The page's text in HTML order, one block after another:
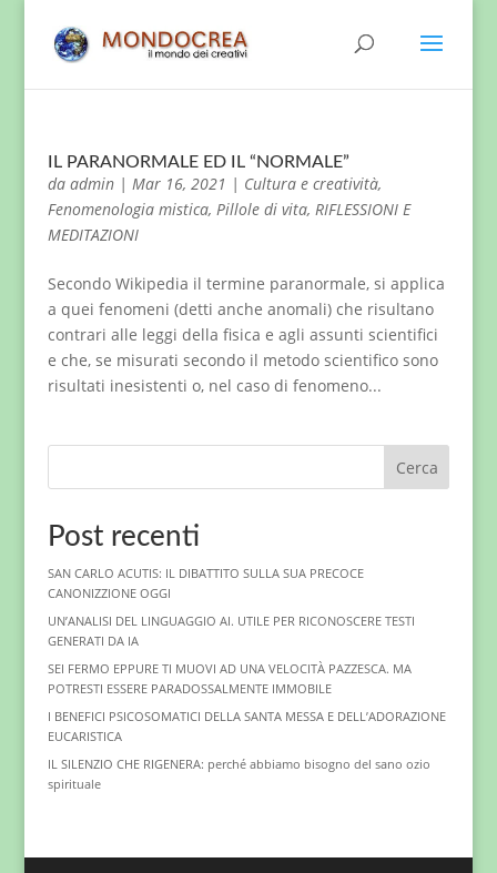
IL PARANORMALE ED IL “NORMALE”
da admin| Mar 16, 2021 | Cultura e creatività,
Fenomenologia mistica, Pillole di vita, RIFLESSIONI E
MEDITAZIONI
Secondo Wikipedia il termine paranormale, si applica
a quei fenomeni (detti anche anomali) che risultano
contrari alle leggi della fisica e agli assunti scientifici
e che, se misurati secondo il metodo scientifico sono
risultati inesistenti o, nel caso di fenomeno...
Cerca
Post recenti
SAN CARLO ACUTIS: IL DIBATTITO SULLA SUA PRECOCE
CANONIZZIONE OGGI
UN’ANALISI DEL LINGUAGGIO AI. UTILE PER RICONOSCERE TESTI
GENERATI DA IA
SEI FERMO EPPURE TI MUOVI AD UNA VELOCITÀ PAZZESCA. MA
POTRESTI ESSERE PARADOSSALMENTE IMMOBILE
I BENEFICI PSICOSOMATICI DELLA SANTA MESSA E DELL’ADORAZIONE
EUCARISTICA
IL SILENZIO CHE RIGENERA: perché abbiamo bisogno del sano ozio
spirituale